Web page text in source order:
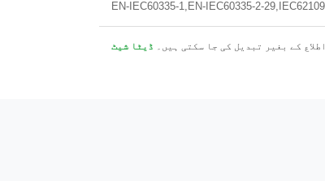
EN-IEC60335-1,EN-IEC60335-2-
کے بغیر تبدیل کی جا سکتی ہیں۔ ڈیٹا شیٹ